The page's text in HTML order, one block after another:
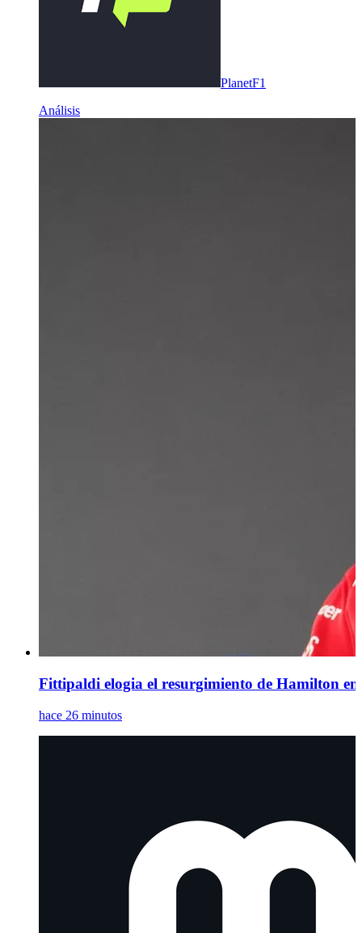
PlanetF1
Análisis
Fittipaldi elogia el resurgimiento de Hamilton
hace 26 minutos